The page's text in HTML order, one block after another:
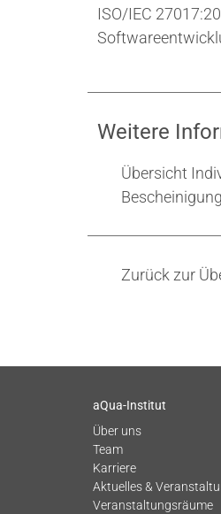
ISO/IEC
Weitere
Übersicht
Zurück zur
aQua-Institut
Über uns
Team
Karriere
Aktuelles &
Veranstaltungsräume